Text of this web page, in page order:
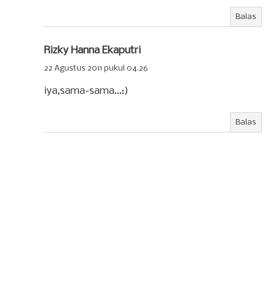
Balas
Rizky Hanna Ekaputri
22 Agustus 2011 pukul 04.26
iya,sama-sama...:)
Balas